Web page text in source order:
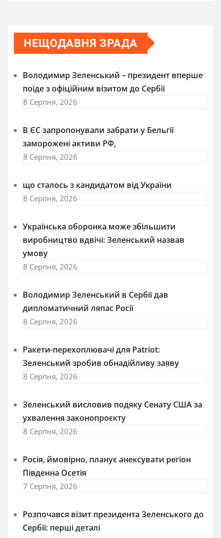
НЕЩОДАВНЯ ЗРАДА
Володимир Зеленський – президент вперше
поїде з офіційним візитом до Сербії
8 Серпня, 2026
В ЄС запропонували забрати у Бельгії
заморожені активи РФ,
8 Серпня, 2026
що сталось з кандидатом від України
8 Серпня, 2026
Українська оборонка може збільшити
виробництво вдвічі: Зеленський назвав
умову
8 Серпня, 2026
Володимир Зеленський в Сербії дав
дипломатичний ляпас Росії
8 Серпня, 2026
Ракети-перехоплювачі для Patriot:
Зеленський зробив обнадійливу заяву
8 Серпня, 2026
Зеленський висловив подяку Сенату США за
ухвалення законопроєкту
8 Серпня, 2026
Росія, ймовірно, планує анексувати регіон
Південна Осетія
7 Серпня, 2026
Розпочався візит президента Зеленського до
Сербії: перші деталі